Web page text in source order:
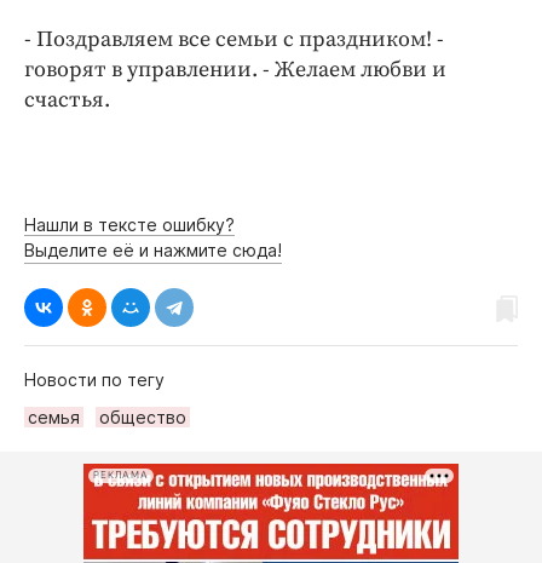
- Поздравляем все семьи с праздником! -
говорят в управлении. - Желаем любви и
счастья.
Нашли в тексте ошибку?
Выделите её и нажмите сюда!
Новости по тегу
семья
общество
РЕКЛАМА